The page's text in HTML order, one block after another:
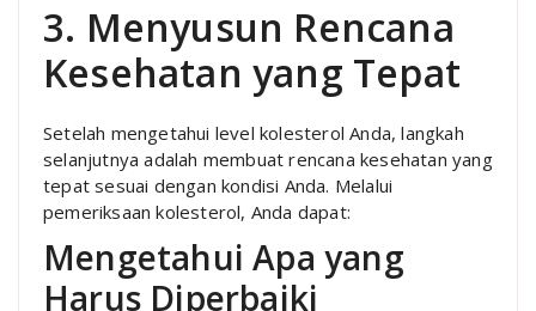
3. Menyusun Rencana
Kesehatan yang Tepat
Setelah mengetahui level kolesterol Anda, langkah
selanjutnya adalah membuat rencana kesehatan yang
tepat sesuai dengan kondisi Anda. Melalui
pemeriksaan kolesterol, Anda dapat:
Mengetahui Apa yang
Harus Diperbaiki